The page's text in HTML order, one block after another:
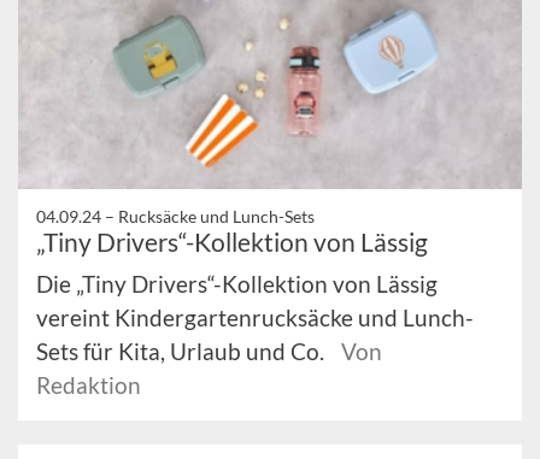
04.09.24 – Rucksäcke und Lunch-Sets
„Tiny Drivers“-Kollektion von Lässig
Die „Tiny Drivers“-Kollektion von Lässig
vereint Kindergartenrucksäcke und Lunch-
Sets für Kita, Urlaub und Co.
Von
Redaktion